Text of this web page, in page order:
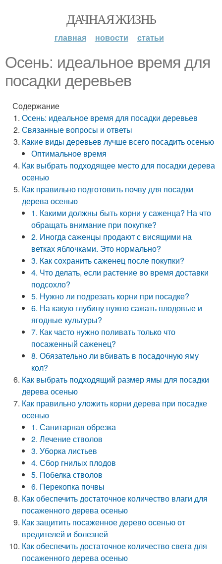
ДАЧНАЯ ЖИЗНЬ
главная новости статьи
Осень: идеальное время для
посадки деревьев
Содержание
Осень: идеальное время для посадки деревьев
Связанные вопросы и ответы
Какие виды деревьев лучше всего посадить осенью
Оптимальное время
Как выбрать подходящее место для посадки дерева
осенью
Как правильно подготовить почву для посадки
дерева осенью
1. Какими должны быть корни у саженца? На что
обращать внимание при покупке?
2. Иногда саженцы продают с висящими на
ветках яблочками. Это нормально?
3. Как сохранить саженец после покупки?
4. Что делать, если растение во время доставки
подсохло?
5. Нужно ли подрезать корни при посадке?
6. На какую глубину нужно сажать плодовые и
ягодные культуры?
7. Как часто нужно поливать только что
посаженный саженец?
8. Обязательно ли вбивать в посадочную яму
кол?
Как выбрать подходящий размер ямы для посадки
дерева осенью
Как правильно уложить корни дерева при посадке
осенью
1. Санитарная обрезка
2. Лечение стволов
3. Уборка листьев
4. Сбор гнилых плодов
5. Побелка стволов
6. Перекопка почвы
Как обеспечить достаточное количество влаги для
посаженного дерева осенью
Как защитить посаженное дерево осенью от
вредителей и болезней
Как обеспечить достаточное количество света для
посаженного дерева осенью